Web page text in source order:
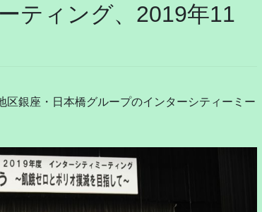
ティング、2019年11
銀座・日本橋グループのインターシティーミー